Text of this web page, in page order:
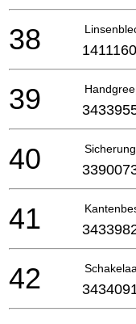
38
39
40
41
42